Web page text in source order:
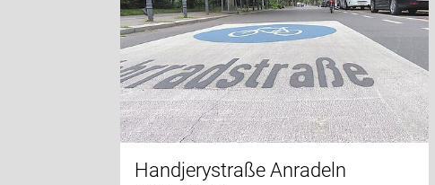
Handjerystraße Anradeln